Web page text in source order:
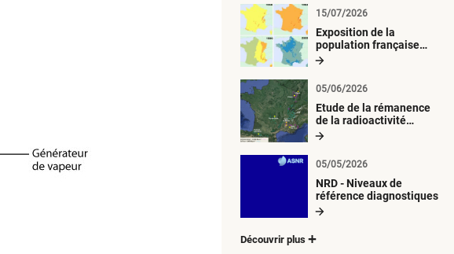
Exposition de la
population française
métropolitaine aux
atmosphériques
radioactives depuis 1945
15/07/2026
Etude de la rémanence
de la radioactivité
d’origine artificielle
05/06/2026
NRD - Niveaux de
référence diagnostiques
05/05/2026
Découvrir plus